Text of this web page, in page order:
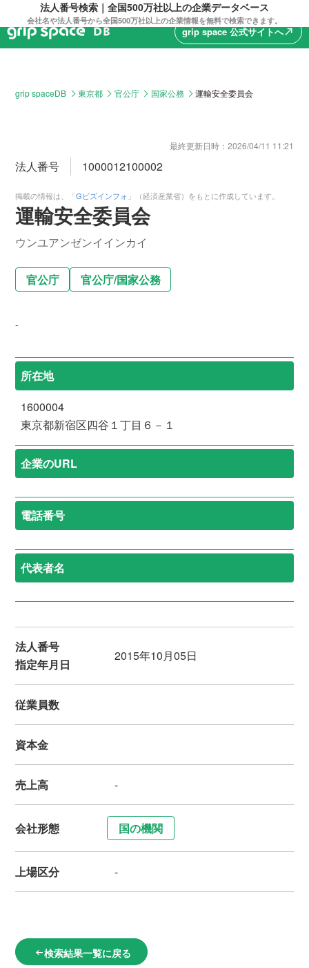
法人番号検索｜全国500万社以上の企業データベース
会社名や法人番号から全国500万社以上の企業情報を無料で検索できます。
grip space 公式サイトへnorth_east
grip spaceDB 東京都 官公庁 国家公務 運輸安全委員会
最終更新日時： 2026/04/11 11:21
法人番号 1000012100002
掲載の情報は、「Gビズインフォ 」（経済産業省）をもとに作成しています。
運輸安全委員会
ウンユアンゼンイインカイ
官公庁 官公庁/国家公務
-
所在地
1600004
東京都新宿区四谷１丁目６－１
企業のURL
電話番号
代表者名
法人番号
指定年月日
2015年10月05日
従業員数
資本金
売上高 -
会社形態 国の機関
上場区分 -
arrow_left_alt検索結果一覧に戻る